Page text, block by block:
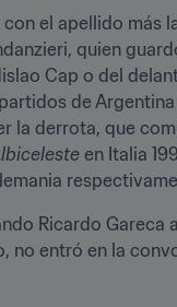
el apellido más
quien
Cap o del
de
la derrota, que
en Italia
Ricardo
no entró en la